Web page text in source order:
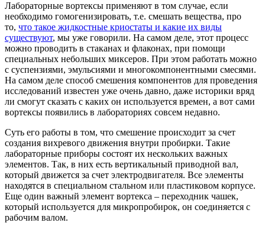
Лабораторные вортексы применяют в том случае, если
необходимо гомогенизировать, т.е. смешать вещества, про
то, что такое жидкостные криостаты и какие их виды
существуют, мы уже говорили. На самом деле, этот процесс
можно проводить в стаканах и флаконах, при помощи
специальных небольших миксеров. При этом работать можно
с суспензиями, эмульсиями и многокомпонентными смесями.
На самом деле способ смешения компонентов для проведения
исследований известен уже очень давно, даже историки вряд
ли смогут сказать с каких он используется времен, а вот сами
вортексы появились в лабораториях совсем недавно.
Суть его работы в том, что смешение происходит за счет
создания вихревого движения внутри пробирки. Такие
лабораторные приборы состоят их нескольких важных
элементов. Так, в них есть вертикальный приводной вал,
который движется за счет электродвигателя. Все элементы
находятся в специальном стальном или пластиковом корпусе.
Еще один важный элемент вортекса – переходник чашек,
который используется для микропробирок, он соединяется с
рабочим валом.